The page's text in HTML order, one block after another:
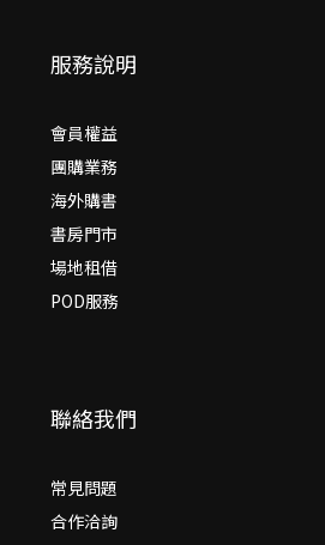
服務說明
會員權益
團購業務
海外購書
書房門市
場地租借
POD服務
聯絡我們
常見問題
合作洽詢